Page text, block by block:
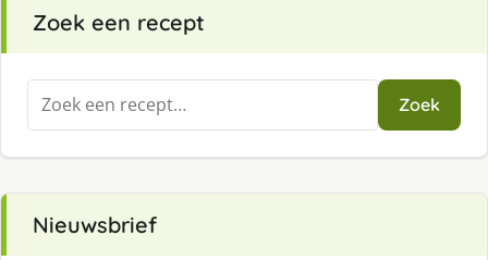
Zoek een recept
Zoeken
naar:
Zoek
Nieuwsbrief